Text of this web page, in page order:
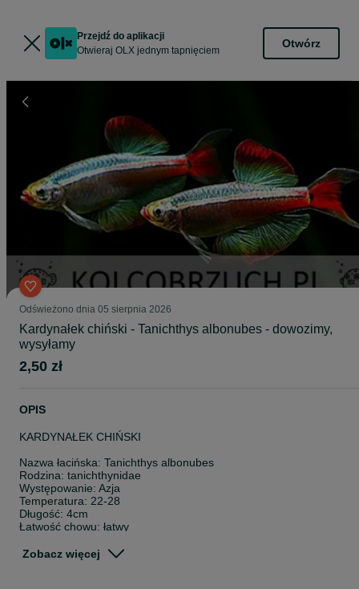
Przejdź do aplikacji
Otwieraj OLX jednym tapnięciem
Otwórz
Odświeżono dnia 05 sierpnia 2026
Kardynałek chiński - Tanichthys albonubes - dowozimy,
wysyłamy
2,50 zł
OPIS
KARDYNAŁEK CHIŃSKI
Nazwa łacińska: Tanichthys albonubes
Rodzina: tanichthynidae
Występowanie: Azja
Temperatura: 22-28
Długość: 4cm
Łatwość chowu: łatwy
Zobacz więcej